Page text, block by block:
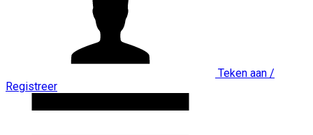
Teken aan /
Registreer